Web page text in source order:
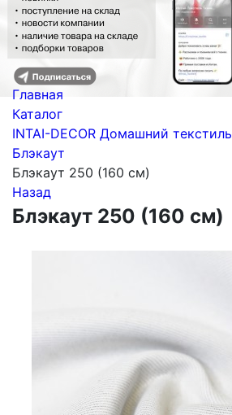
Главная
Каталог
INTAI-DECOR Домашний текстиль
Блэкаут
Блэкаут 250 (160 см)
Назад
Блэкаут 250 (160 см)